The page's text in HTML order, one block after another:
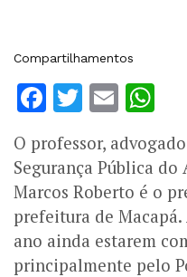
Compartilhamentos
Facebook
Twitter
Email
O professor,
Segurança Pública do
Marcos Roberto é o
prefeitura de Macapá.
ano ainda estarem
principalmente pelo